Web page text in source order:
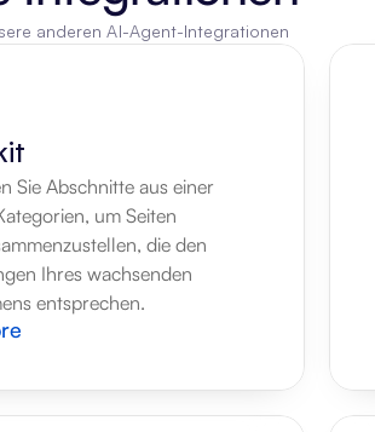
anderen AI-Agent-Integrationen
Sie Abschnitte aus einer
um Seiten
die den
Ihres wachsenden
entsprechen.